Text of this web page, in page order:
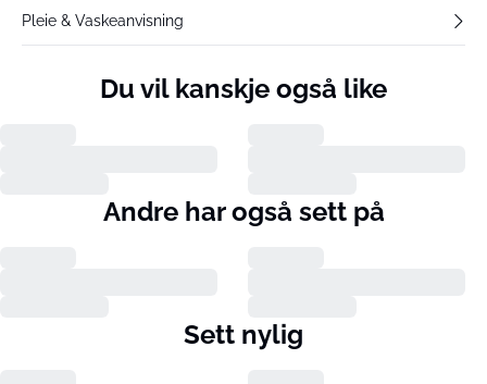
Pleie & Vaskeanvisning
Du vil kanskje også like
Andre har også sett på
Sett nylig